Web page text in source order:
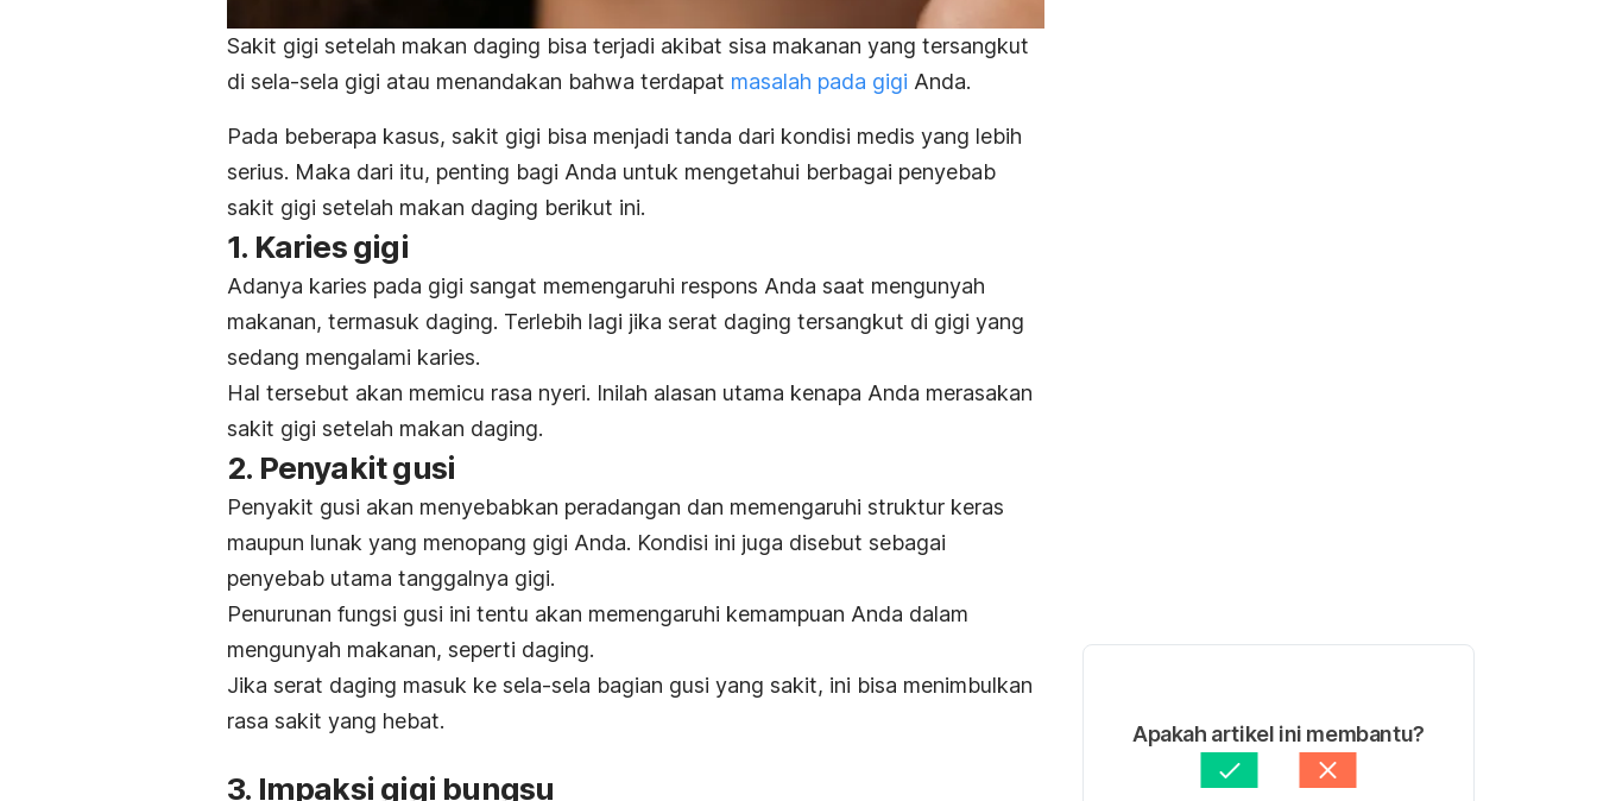
Sakit gigi setelah makan daging bisa terjadi akibat sisa makanan yang tersangkut
di sela-sela gigi atau menandakan bahwa terdapat masalah pada gigi Anda.
Pada beberapa kasus, sakit gigi bisa menjadi tanda dari kondisi medis yang lebih
serius. Maka dari itu, penting bagi Anda untuk mengetahui berbagai penyebab
sakit gigi setelah makan daging berikut ini.
1. Karies gigi
Adanya karies pada gigi sangat memengaruhi respons Anda saat mengunyah
makanan, termasuk daging. Terlebih lagi jika serat daging tersangkut di gigi yang
sedang mengalami karies.
Hal tersebut akan memicu rasa nyeri. Inilah alasan utama kenapa Anda merasakan
sakit gigi setelah makan daging.
2. Penyakit gusi
Penyakit gusi akan menyebabkan peradangan dan memengaruhi struktur keras
maupun lunak yang menopang gigi Anda. Kondisi ini juga disebut sebagai
penyebab utama tanggalnya gigi.
Penurunan fungsi gusi ini tentu akan memengaruhi kemampuan Anda dalam
mengunyah makanan, seperti daging.
Jika serat daging masuk ke sela-sela bagian gusi yang sakit, ini bisa menimbulkan
rasa sakit yang hebat.
3. Impaksi gigi bungsu
Apakah artikel ini membantu?